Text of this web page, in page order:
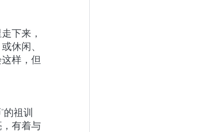
下来，
休闲、
样，但
祖训
有着与